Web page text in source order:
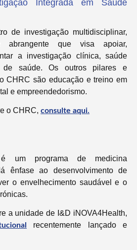
Integrada em Saúde
de investigação multidisciplinar,
abrangente que visa apoiar,
a investigação clínica, saúde
de saúde. Os outros pilares e
CHRC são educação e treino em
e empreendedorismo.
o CHRC, consulte aqui.
um programa de medicina
ênfase ao desenvolvimento de
o envelhecimento saudável e o
a unidade de I&D iNOVA4Health,
recentemente lançado e